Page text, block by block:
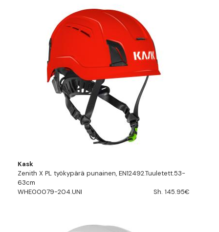
Kask
Zenith X PL työkypärä punainen, EN12492.Tuuletett.53-
63cm
WHE00079-204.UNI
Sh. 145.95€